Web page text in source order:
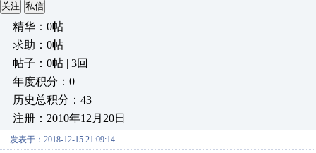
关注 私信
精华：0帖
求助：0帖
帖子：0帖 | 3回
年度积分：0
历史总积分：43
注册：2010年12月20日
发表于：2018-12-15 21:09:14